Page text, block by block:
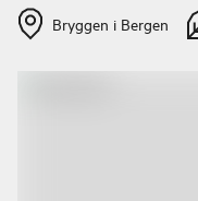
Bryggen i Bergen